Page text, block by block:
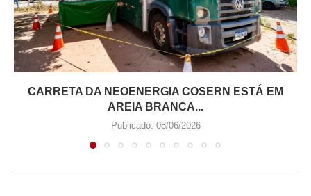
CARRETA DA NEOENERGIA COSERN ESTÁ EM
AREIA BRANCA...
Publicado: 08/06/2026